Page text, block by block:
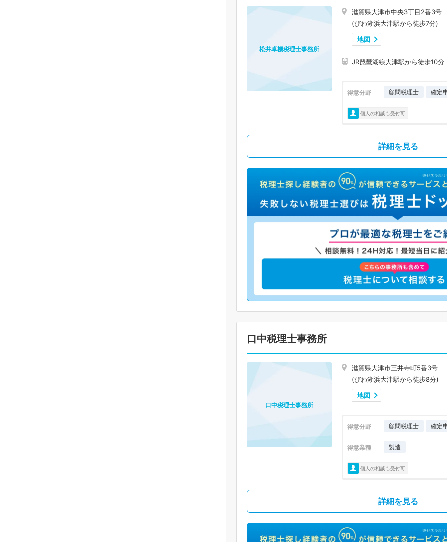
滋賀県大津市中央3丁目2番3号
(びわ湖浜大津駅から徒歩7分)
地図
JR琵琶湖線大津駅から徒歩10分
得意分野 顧問税理士 確定
個人の相談も受付可
松井卓機税理士事務所
詳細を見る
口中税理士事務所
滋賀県大津市三井寺町5番3号
(びわ湖浜大津駅から徒歩8分)
地図
得意分野 顧問税理士 確定
得意業種 製造
個人の相談も受付可
口中税理士事務所
詳細を見る